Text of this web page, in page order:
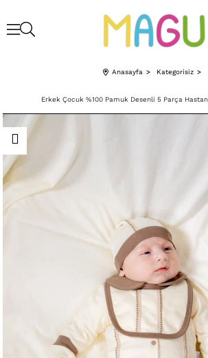
Anasayfa Kategorisiz
Erkek Çocuk %100 Pamuk Desenli 5 Parça Hastane